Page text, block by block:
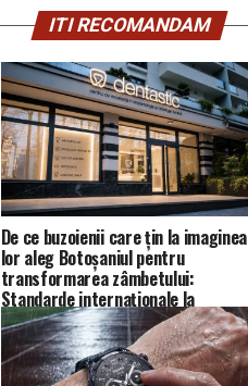
ITI RECOMANDAM
De ce buzoienii care țin la imaginea
lor aleg Botoșaniul pentru
transformarea zâmbetului:
Standarde internaționale la
Dentastic